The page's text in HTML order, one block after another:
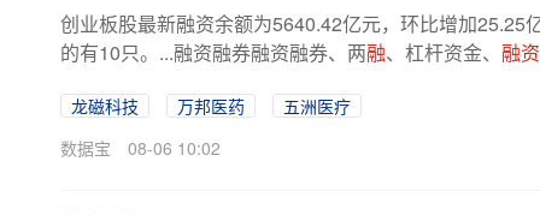
创业板股最新融资余额为5640.42亿元，环比增加
的有10只。...融资融券融资融券、两融、杠杆资金、 融
龙磁科技 万邦医药
五洲医疗
数据宝
08-06 10:02